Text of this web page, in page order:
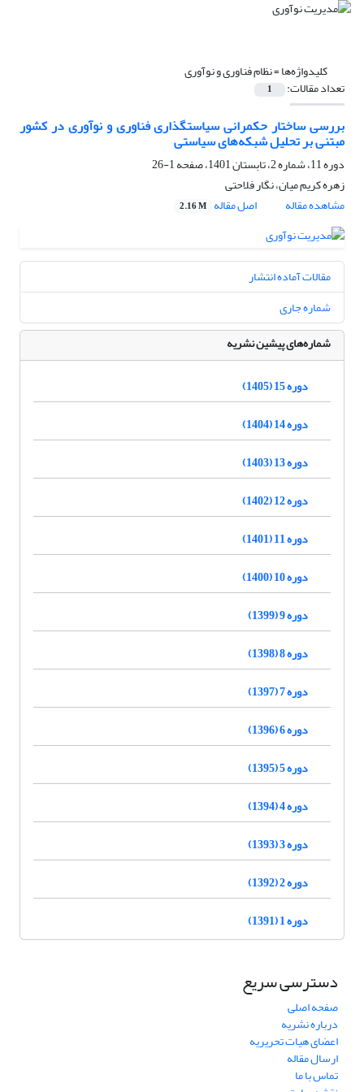
کلیدواژه‌ها =نظام فناوری و نوآوری
تعداد مقالات: 1
بررسی ساختار حکمرانی سیاستگذاری فناوری و نوآوری در کشور
مبتنی بر تحلیل شبکه‌های سیاستی
دوره 11، شماره 2، تابستان 1401، صفحه
1-26
زهره کریم میان، نگار فلاحتی
مشاهده مقاله
اصل مقاله 2.16 M
مقالات آماده انتشار
شماره جاری
شماره‌های پیشین نشریه
دوره 15 (1405)
دوره 14 (1404)
دوره 13 (1403)
دوره 12 (1402)
دوره 11 (1401)
دوره 10 (1400)
دوره 9 (1399)
دوره 8 (1398)
دوره 7 (1397)
دوره 6 (1396)
دوره 5 (1395)
دوره 4 (1394)
دوره 3 (1393)
دوره 2 (1392)
دوره 1 (1391)
دسترسی سریع
صفحه اصلی
درباره نشریه
اعضای هیات تحریریه
ارسال مقاله
تماس با ما